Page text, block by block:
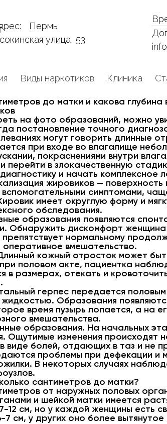
Пермь
улица, 53
Виды наркотиков Клиника
до матки и какова глубина
на фото образований, можно
постановление точного
могут говорить длинные
при входе во влагалище
покраснениями внутри
перейти в злокачественную
и начать комплексное
жировиков —
вспомогательными симптомами,
имеет округлую форму и
обследования.
образования появляются
Обнаружить дискомфорт
нормальному
оперативное вмешательство.
кожный отросток может
половом акте, пациентка
в размерах, отекать и
герпес передается
Образования
время пузырь лопается, а на
вмешательства.
образования. На начальных
Ощутимые изменения происходят
в виде болей, отдающих в таз и не
проблемы при дефекации и
В некоторых случаях
сантиметров до матки?
от наружных половых
и шейкой матки имеется
12 см, но у каждой женщины есть
7 см, у других оно более вытянутое